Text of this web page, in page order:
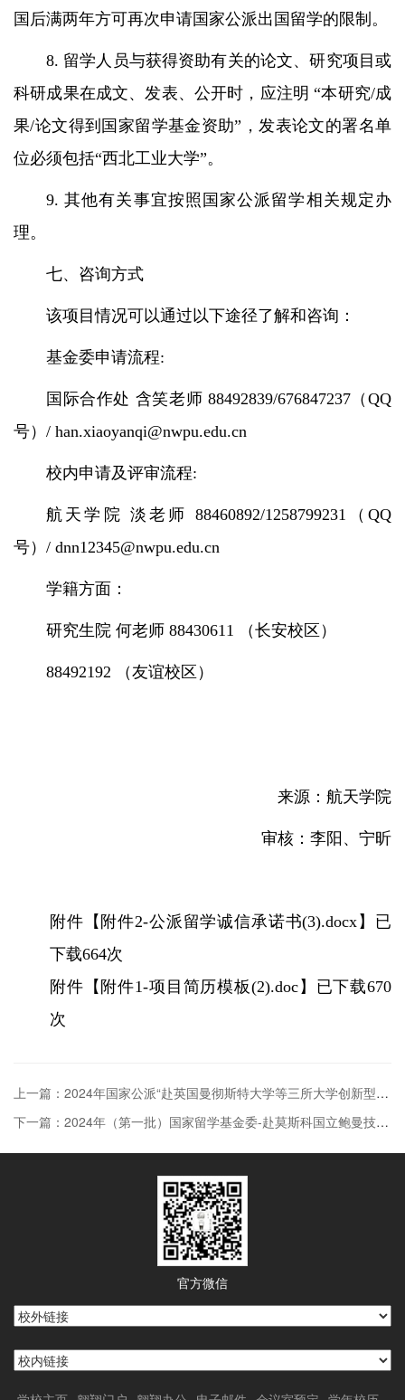
国后满两年方可再次申请国家公派出国留学的限制。
8. 留学人员与获得资助有关的论文、研究项目或
科研成果在成文、发表、公开时，应注明 “本研究/成
果/论文得到国家留学基金资助”，发表论文的署名单
位必须包括“西北工业大学”。
9. 其他有关事宜按照国家公派留学相关规定办
理。
七、咨询方式
该项目情况可以通过以下途径了解和咨询：
基金委申请流程:
国际合作处 含笑老师 88492839/676847237（QQ
号）/ han.xiaoyanqi@nwpu.edu.cn
校内申请及评审流程:
航天学院 淡老师 88460892/1258799231（QQ
号）/ dnn12345@nwpu.edu.cn
学籍方面：
研究生院 何老师 88430611 （长安校区）
88492192 （友谊校区）
来源：航天学院
审核：李阳、宁昕
附件【 附件2-公派留学诚信承诺书(3).docx 】已
下载664次
附件【 附件1-项目简历模板(2).doc】已下载670
次
上一篇：2024年国家公派“赴英国曼彻斯特大学等三所大学创新型人才国际合作培养项目”第一批拟推荐学生名单公示
下一篇：2024年（第一批）国家留学基金委-赴莫斯科国立鲍曼技术大学、萨马拉大学公派项目选派通知
官方微信